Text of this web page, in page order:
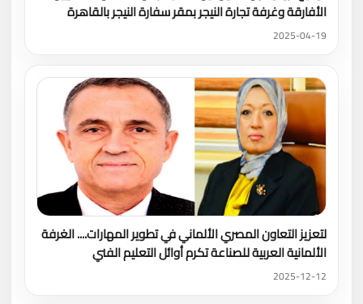
الأفارقة وغرفة تجارة النيجر بمقر سفارة النيجر بالقاهرة
2025-04-19
لتعزيز التعاون المصري الألماني في تطوير المهارات.... الغرفة
الألمانية العربية للصناعة تكرم أوائل التعليم الفني
2025-12-12